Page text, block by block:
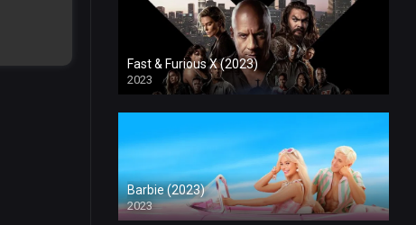
Fast & Furious X (2023)
2023
Barbie (2023)
2023